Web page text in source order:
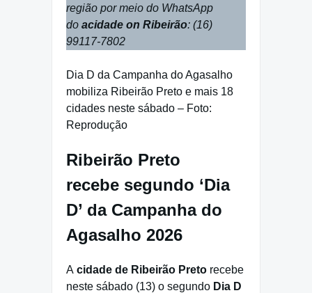
região por meio do WhatsApp
do acidade on Ribeirão: (16)
99117-7802
Dia D da Campanha do Agasalho
mobiliza Ribeirão Preto e mais 18
cidades neste sábado – Foto:
Reprodução
Ribeirão Preto
recebe segundo ‘Dia
D’ da Campanha do
Agasalho 2026
A cidade de Ribeirão Preto recebe
neste sábado (13) o segundo Dia D